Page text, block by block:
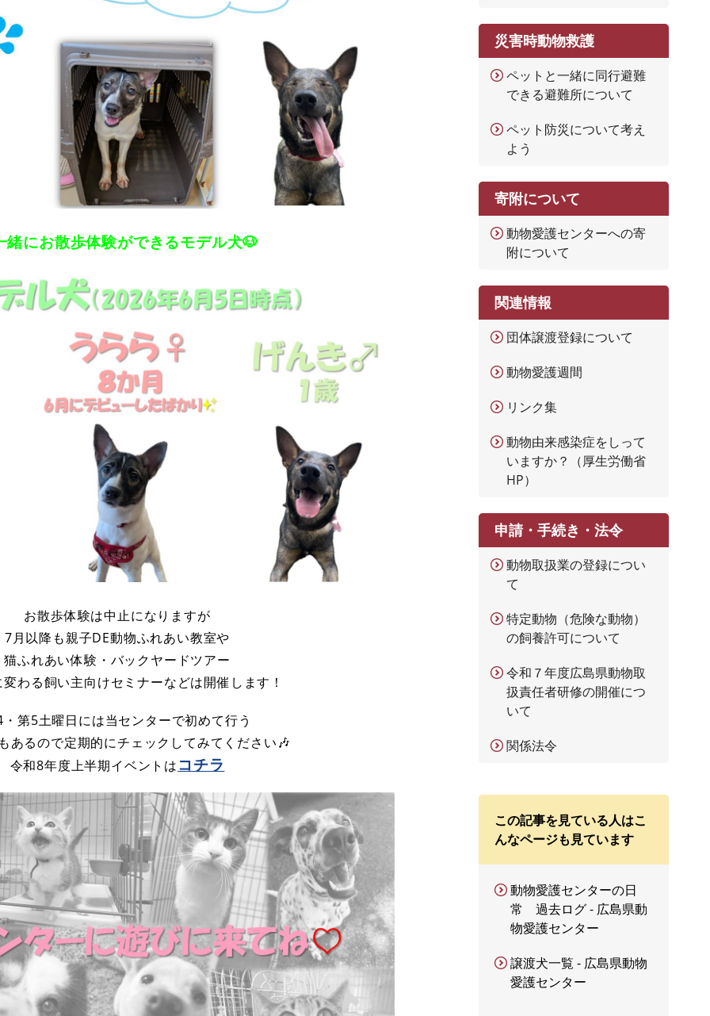
緒にお散歩体験ができるモデル犬🐶
お散歩体験は中止になりますが
7月以降も親子DE動物ふれあい教室や
猫ふれあい体験・バックヤードツアー
わる飼い主向けセミナーなどは開催します！
・第5土曜日には当センターで初めて行う
あるので定期的にチェックしてみてください🎶
令和8年度上半期イベントはコチラ
災害時動物救護
ペットと一緒に同行避難
できる避難所について
ペット防災について考え
よう
寄附について
動物愛護センターへの寄
附について
関連情報
団体譲渡登録について
動物愛護週間
リンク集
動物由来感染症をしって
いますか？（厚生労働省
HP）
申請・手続き・法令
動物取扱業の登録につい
て
特定動物（危険な動物）
の飼養許可について
令和７年度広島県動物取
扱責任者研修の開催につ
いて
関係法令
この記事を見ている人はこ
んなページも見ています
動物愛護センターの日
常 過去ログ - 広島県動
物愛護センター
譲渡犬一覧 - 広島県動物
愛護センター